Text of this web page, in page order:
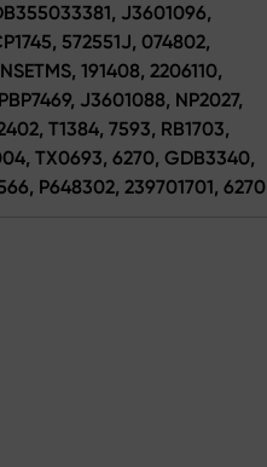
J3601096,
572551J, 074802,
191408, 2206110,
J3601088, NP2027,
T1384, 7593, RB1703,
TX0693, 6270, GDB3340,
P648302, 239701701, 6270